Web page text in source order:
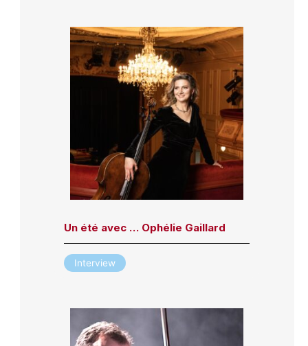
Un été avec … Ophélie Gaillard
Interview